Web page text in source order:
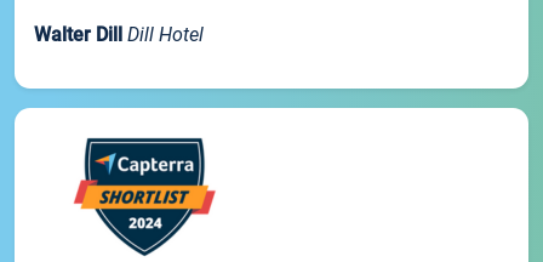
Walter Dill Dill Hotel